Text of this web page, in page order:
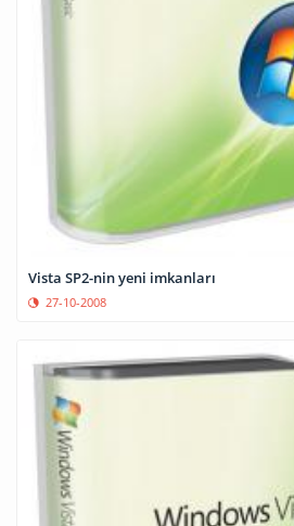
Vista SP2-nin yeni imkanları
27-10-2008